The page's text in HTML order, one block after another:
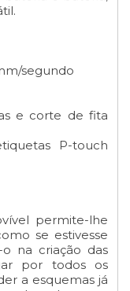
segundo
e corte de fita
P-touch
permite-lhe
se estivesse
na criação das
por todos os
a esquemas já